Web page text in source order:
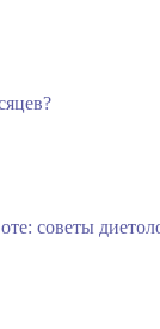
советы